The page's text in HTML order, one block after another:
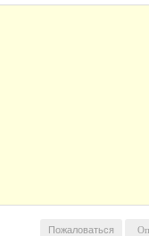
Пожаловаться